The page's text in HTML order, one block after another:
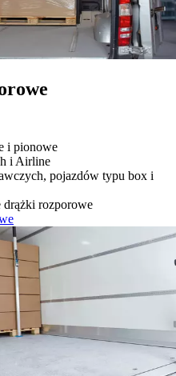
i pionowe
i Airline
pojazdów typu box i
drążki rozporowe